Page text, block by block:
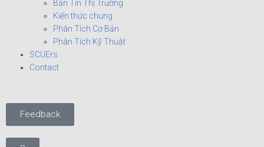
Bản Tin Thị Trường
Kiến thức chung
Phân Tích Cơ Bản
Phân Tích Kỹ Thuật
SCUErs
Contact
Feedback